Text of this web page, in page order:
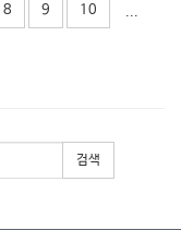
8 9 10 ...
검색